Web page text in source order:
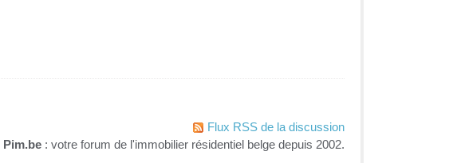
Flux RSS de la discussion
Pim.be : votre forum de l'immobilier résidentiel belge depuis 2002.